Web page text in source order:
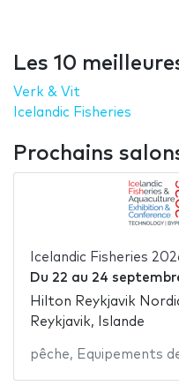
Les 10
Verk & Vit
Icelandic Fisheries
Prochains
Icelandic Fisheries
Du 22 au 24
Hilton Reykjavik
Reykjavik, Islande
pêche, Equipements